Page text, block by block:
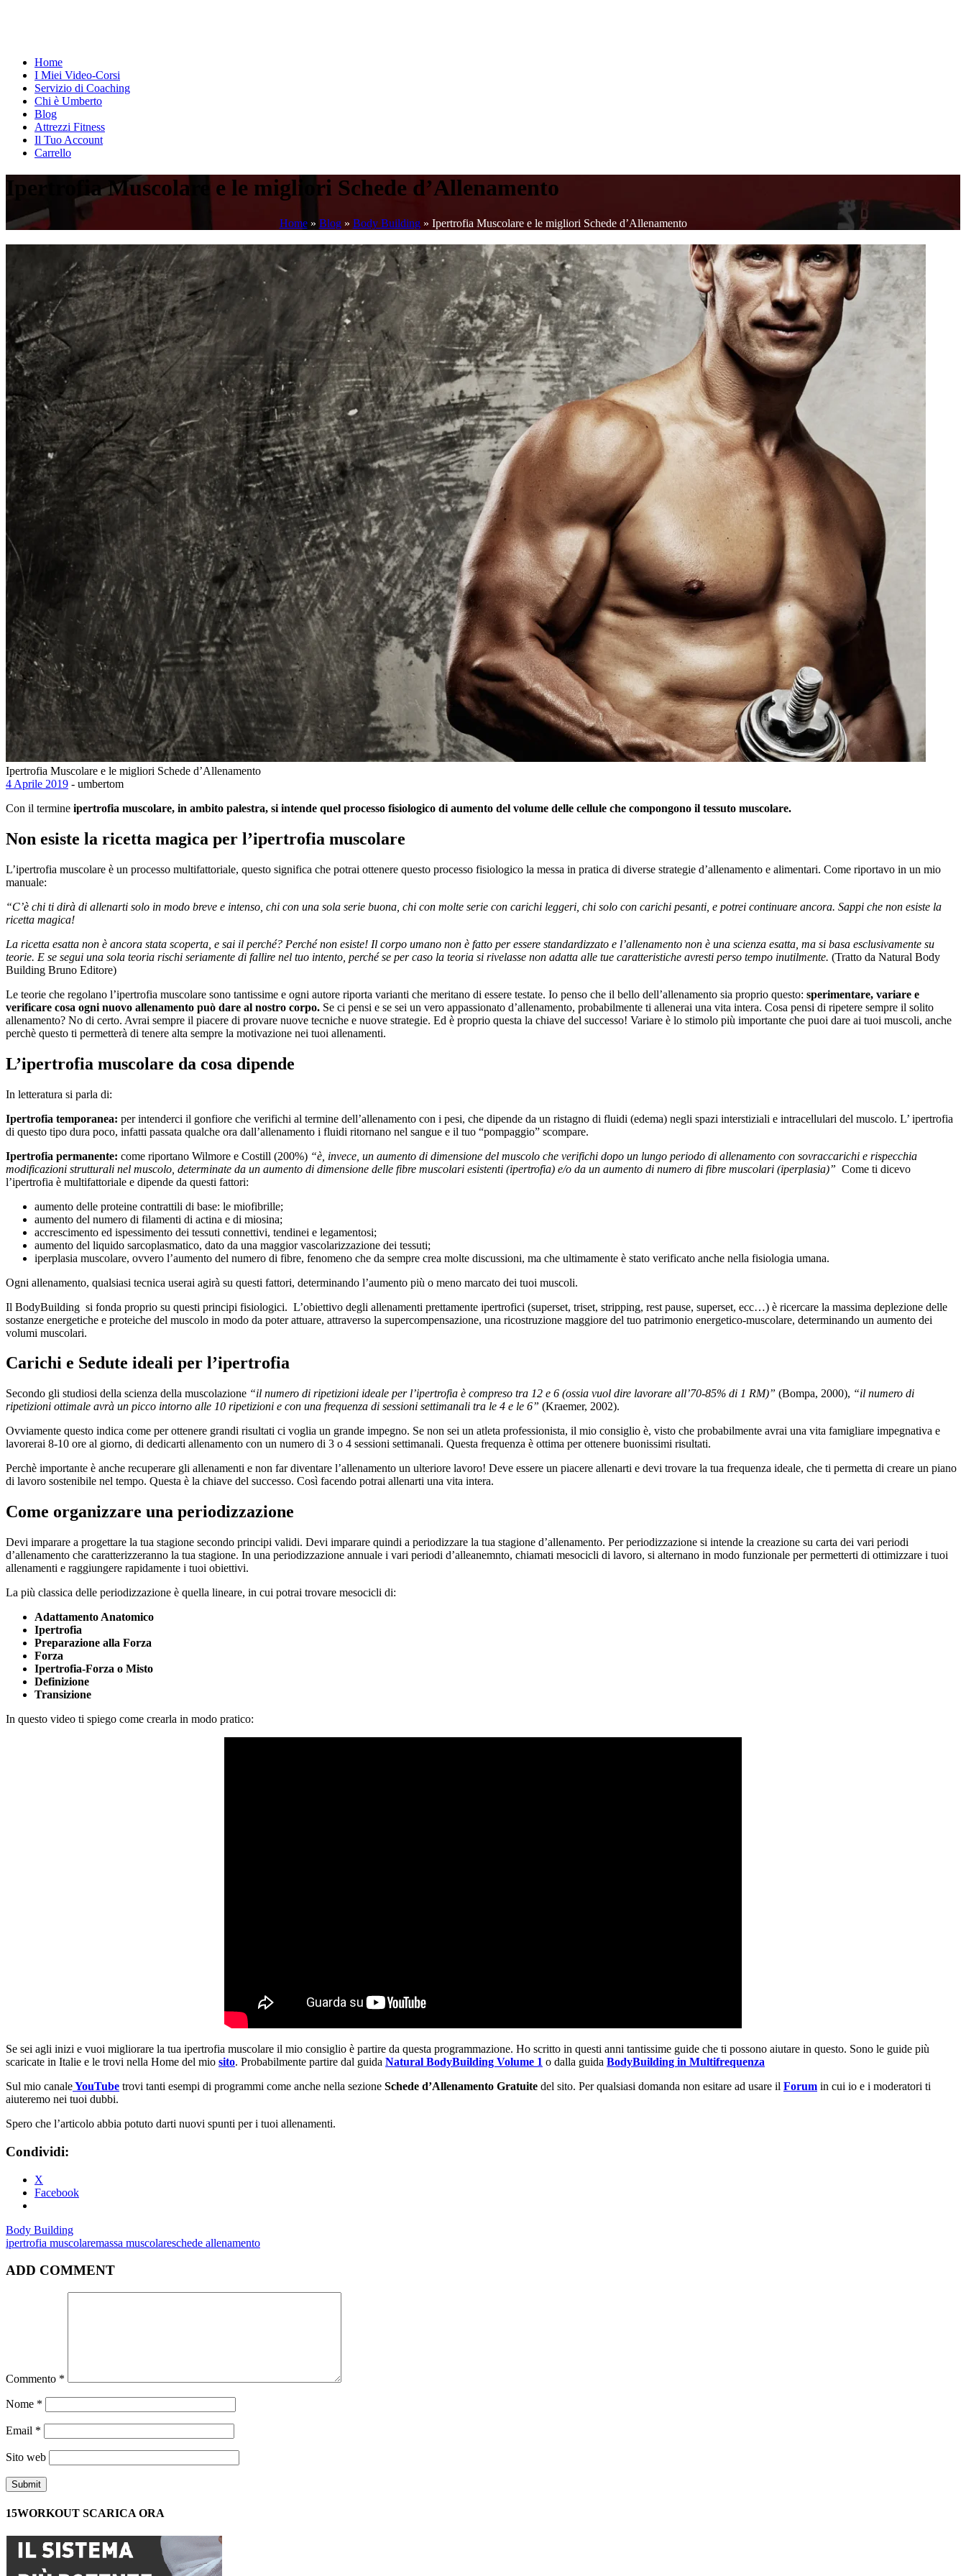
Home
I Miei Video-Corsi
Servizio di Coaching
Chi è Umberto
Blog
Attrezzi Fitness
Il Tuo Account
Carrello
Ipertrofia Muscolare e le migliori Schede d’Allenamento
Home» Blog» Body Building» Ipertrofia Muscolare e le migliori Schede d’Allenamento
Ipertrofia Muscolare e le migliori Schede d’Allenamento
4 Aprile 2019 - umbertom
Con il termine ipertrofia muscolare, in ambito palestra, si intende quel processo fisiologico di aumento del volume delle cellule che compongono il tessuto muscolare.
Non esiste la ricetta magica per l’ipertrofia muscolare
L’ipertrofia muscolare è un processo multifattoriale, questo significa che potrai ottenere questo processo fisiologico la messa in pratica di diverse strategie d’allenamento e alimentari. Come riportavo in un mio
manuale:
“C’è chi ti dirà di allenarti solo in modo breve e intenso, chi con una sola serie buona, chi con molte serie con carichi leggeri, chi solo con carichi pesanti, e potrei continuare ancora. Sappi che non esiste la
ricetta magica!
La ricetta esatta non è ancora stata scoperta, e sai il perché? Perché non esiste! Il corpo umano non è fatto per essere standardizzato e l’allenamento non è una scienza esatta, ma si basa esclusivamente su
teorie. E se segui una sola teoria rischi seriamente di fallire nel tuo intento, perché se per caso la teoria si rivelasse non adatta alle tue caratteristiche avresti perso tempo inutilmente. (Tratto da Natural Body
Building Bruno Editore)
Le teorie che regolano l’ipertrofia muscolare sono tantissime e ogni autore riporta varianti che meritano di essere testate. Io penso che il bello dell’allenamento sia proprio questo: sperimentare, variare e
verificare cosa ogni nuovo allenamento può dare al nostro corpo. Se ci pensi e se sei un vero appassionato d’allenamento, probabilmente ti allenerai una vita intera. Cosa pensi di ripetere sempre il solito
allenamento? No di certo. Avrai sempre il piacere di provare nuove tecniche e nuove strategie. Ed è proprio questa la chiave del successo! Variare è lo stimolo più importante che puoi dare ai tuoi muscoli, anche
perchè questo ti permetterà di tenere alta sempre la motivazione nei tuoi allenamenti.
L’ipertrofia muscolare da cosa dipende
In letteratura si parla di:
Ipertrofia temporanea: per intenderci il gonfiore che verifichi al termine dell’allenamento con i pesi, che dipende da un ristagno di fluidi (edema) negli spazi interstiziali e intracellulari del muscolo. L’ ipertrofia
di questo tipo dura poco, infatti passata qualche ora dall’allenamento i fluidi ritornano nel sangue e il tuo “pompaggio” scompare.
Ipertrofia permanente: come riportano Wilmore e Costill (200%) “è, invece, un aumento di dimensione del muscolo che verifichi dopo un lungo periodo di allenamento con sovraccarichi e rispecchia
modificazioni strutturali nel muscolo, determinate da un aumento di dimensione delle fibre muscolari esistenti (ipertrofia) e/o da un aumento di numero di fibre muscolari (iperplasia)” Come ti dicevo
l’ipertrofia è multifattoriale e dipende da questi fattori:
aumento delle proteine contrattili di base: le miofibrille;
aumento del numero di filamenti di actina e di miosina;
accrescimento ed ispessimento dei tessuti connettivi, tendinei e legamentosi;
aumento del liquido sarcoplasmatico, dato da una maggior vascolarizzazione dei tessuti;
iperplasia muscolare, ovvero l’aumento del numero di fibre, fenomeno che da sempre crea molte discussioni, ma che ultimamente è stato verificato anche nella fisiologia umana.
Ogni allenamento, qualsiasi tecnica userai agirà su questi fattori, determinando l’aumento più o meno marcato dei tuoi muscoli.
Il BodyBuilding si fonda proprio su questi principi fisiologici. L’obiettivo degli allenamenti prettamente ipertrofici (superset, triset, stripping, rest pause, superset, ecc…) è ricercare la massima deplezione delle
sostanze energetiche e proteiche del muscolo in modo da poter attuare, attraverso la supercompensazione, una ricostruzione maggiore del tuo patrimonio energetico-muscolare, determinando un aumento dei
volumi muscolari.
Carichi e Sedute ideali per l’ipertrofia
Secondo gli studiosi della scienza della muscolazione “il numero di ripetizioni ideale per l’ipertrofia è compreso tra 12 e 6 (ossia vuol dire lavorare all’70-85% di 1 RM)” (Bompa, 2000), “il numero di
ripetizioni ottimale avrà un picco intorno alle 10 ripetizioni e con una frequenza di sessioni settimanali tra le 4 e le 6” (Kraemer, 2002).
Ovviamente questo indica come per ottenere grandi risultati ci voglia un grande impegno. Se non sei un atleta professionista, il mio consiglio è, visto che probabilmente avrai una vita famigliare impegnativa e
lavorerai 8-10 ore al giorno, di dedicarti allenamento con un numero di 3 o 4 sessioni settimanali. Questa frequenza è ottima per ottenere buonissimi risultati.
Perchè importante è anche recuperare gli allenamenti e non far diventare l’allenamento un ulteriore lavoro! Deve essere un piacere allenarti e devi trovare la tua frequenza ideale, che ti permetta di creare un piano
di lavoro sostenibile nel tempo. Questa è la chiave del successo. Così facendo potrai allenarti una vita intera.
Come organizzare una periodizzazione
Devi imparare a progettare la tua stagione secondo principi validi. Devi imparare quindi a periodizzare la tua stagione d’allenamento. Per periodizzazione si intende la creazione su carta dei vari periodi
d’allenamento che caratterizzeranno la tua stagione. In una periodizzazione annuale i vari periodi d’alleanemnto, chiamati mesocicli di lavoro, si alternano in modo funzionale per permetterti di ottimizzare i tuoi
allenamenti e raggiungere rapidamente i tuoi obiettivi.
La più classica delle periodizzazione è quella lineare, in cui potrai trovare mesocicli di:
Adattamento Anatomico
Ipertrofia
Preparazione alla Forza
Forza
Ipertrofia-Forza o Misto
Definizione
Transizione
In questo video ti spiego come crearla in modo pratico:
Se sei agli inizi e vuoi migliorare la tua ipertrofia muscolare il mio consiglio è partire da questa programmazione. Ho scritto in questi anni tantissime guide che ti possono aiutare in questo. Sono le guide più
scaricate in Italie e le trovi nella Home del mio sito. Probabilmente partire dal guida Natural BodyBuilding Volume 1 o dalla guida BodyBuilding in Multifrequenza
Sul mio canaleYouTube trovi tanti esempi di programmi come anche nella sezione Schede d’Allenamento Gratuite del sito. Per qualsiasi domanda non esitare ad usare il Forum in cui io e i moderatori ti
aiuteremo nei tuoi dubbi.
Spero che l’articolo abbia potuto darti nuovi spunti per i tuoi allenamenti.
Condividi:
X
Facebook
Body Building
ipertrofia muscolaremassa muscolareschede allenamento
ADD COMMENT
Commento *
Nome *
Email *
Sito web
15WORKOUT SCARICA ORA